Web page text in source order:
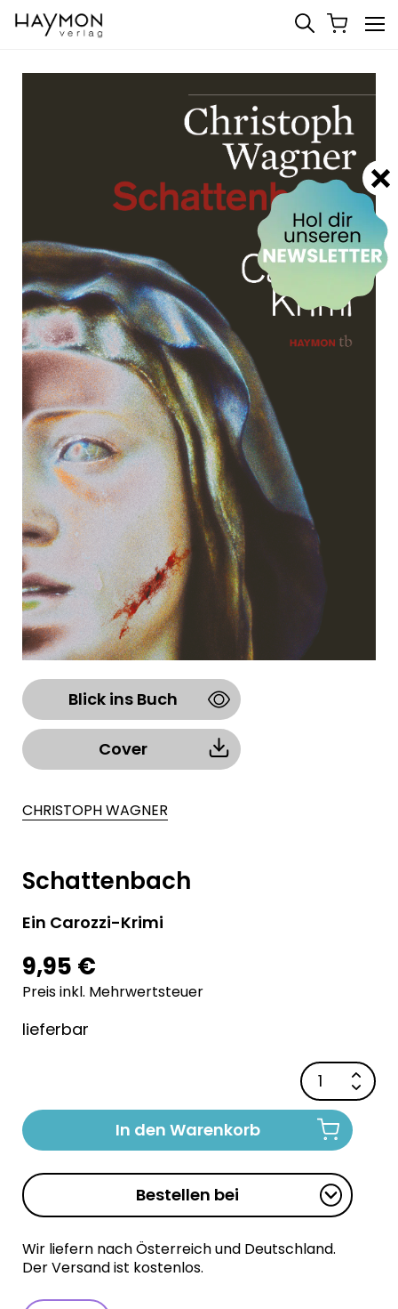
Blick ins Buch
Cover
CHRISTOPH WAGNER
Schattenbach
Ein Carozzi-Krimi
9,95 €
Preis inkl. Mehrwertsteuer
lieferbar
In den Warenkorb
Bestellen bei
Wir liefern nach Österreich und Deutschland.
Der Versand ist kostenlos.